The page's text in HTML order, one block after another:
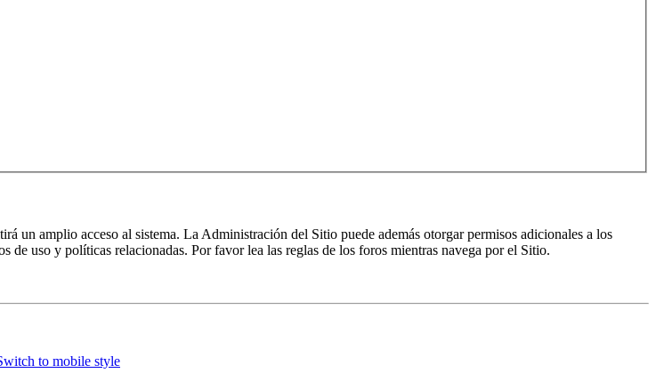
un amplio acceso al sistema. La Administración del Sitio puede además otorgar permisos adicionales a los
de uso y políticas relacionadas. Por favor lea las reglas de los foros mientras navega por el Sitio.
to mobile style